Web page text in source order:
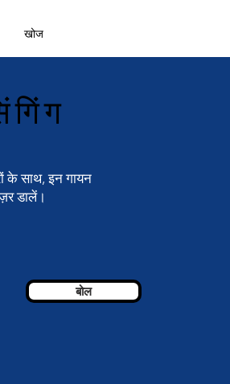
खोज
के साथ, इन गायन
डालें।
बोल